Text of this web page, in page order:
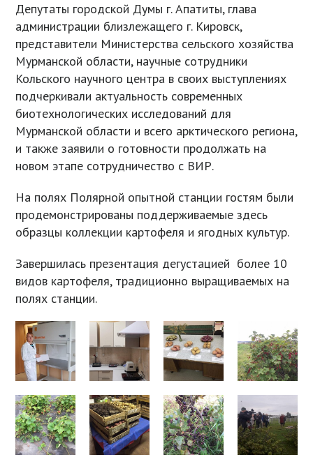
Депутаты городской Думы г. Апатиты, глава
администрации близлежащего г. Кировск,
представители Министерства сельского хозяйства
Мурманской области, научные сотрудники
Кольского научного центра в своих выступлениях
подчеркивали актуальность современных
биотехнологических исследований для
Мурманской области и всего арктического региона,
и также заявили о готовности продолжать на
новом этапе сотрудничество с ВИР.
На полях Полярной опытной станции гостям были
продемонстрированы поддерживаемые здесь
образцы коллекции картофеля и ягодных культур.
Завершилась презентация дегустацией более 10
видов картофеля, традиционно выращиваемых на
полях станции.